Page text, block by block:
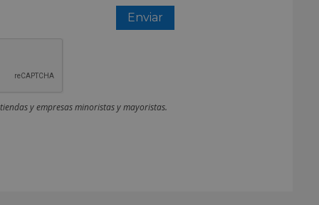
y empresas minoristas y mayoristas.